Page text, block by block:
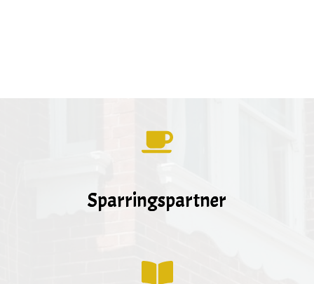
Sparringspartner